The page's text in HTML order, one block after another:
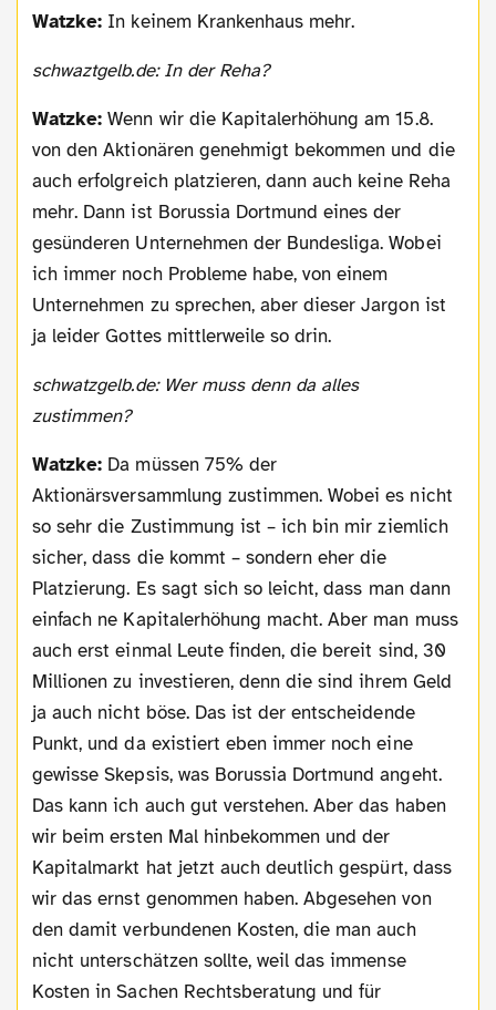
Watzke: In keinem Krankenhaus mehr.
schwaztgelb.de: In der Reha?
Watzke: Wenn wir die Kapitalerhöhung am 15.8.
von den Aktionären genehmigt bekommen und die
auch erfolgreich platzieren, dann auch keine Reha
mehr. Dann ist Borussia Dortmund eines der
gesünderen Unternehmen der Bundesliga. Wobei
ich immer noch Probleme habe, von einem
Unternehmen zu sprechen, aber dieser Jargon ist
ja leider Gottes mittlerweile so drin.
schwatzgelb.de: Wer muss denn da alles
zustimmen?
Watzke: Da müssen 75% der
Aktionärsversammlung zustimmen. Wobei es nicht
so sehr die Zustimmung ist – ich bin mir ziemlich
sicher, dass die kommt – sondern eher die
Platzierung. Es sagt sich so leicht, dass man dann
einfach ne Kapitalerhöhung macht. Aber man muss
auch erst einmal Leute finden, die bereit sind, 30
Millionen zu investieren, denn die sind ihrem Geld
ja auch nicht böse. Das ist der entscheidende
Punkt, und da existiert eben immer noch eine
gewisse Skepsis, was Borussia Dortmund angeht.
Das kann ich auch gut verstehen. Aber das haben
wir beim ersten Mal hinbekommen und der
Kapitalmarkt hat jetzt auch deutlich gespürt, dass
wir das ernst genommen haben. Abgesehen von
den damit verbundenen Kosten, die man auch
nicht unterschätzen sollte, weil das immense
Kosten in Sachen Rechtsberatung und für